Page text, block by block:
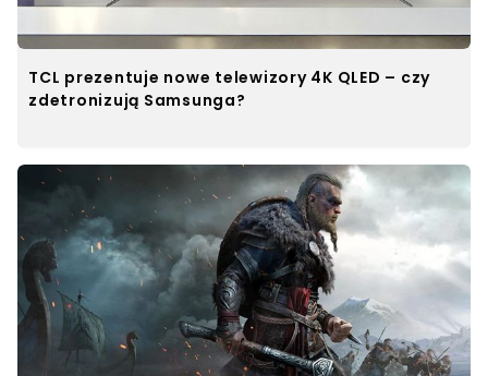
TCL prezentuje nowe telewizory 4K QLED – czy
zdetronizują Samsunga?